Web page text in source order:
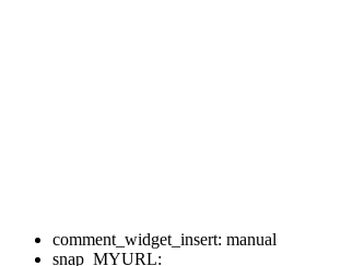
comment_widget_insert: manual
snap_MYURL: